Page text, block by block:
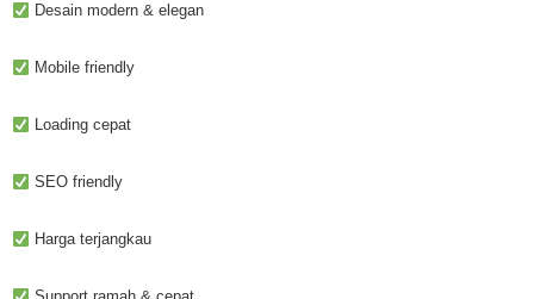
Desain modern & elegan
Mobile friendly
Loading cepat
SEO friendly
Harga terjangkau